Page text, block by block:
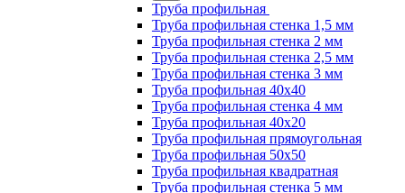
Труба профильная
Труба профильная стенка 1,5 мм
Труба профильная стенка 2 мм
Труба профильная стенка 2,5 мм
Труба профильная стенка 3 мм
Труба профильная 40х40
Труба профильная стенка 4 мм
Труба профильная 40х20
Труба профильная прямоугольная
Труба профильная 50х50
Труба профильная квадратная
Труба профильная стенка 5 мм